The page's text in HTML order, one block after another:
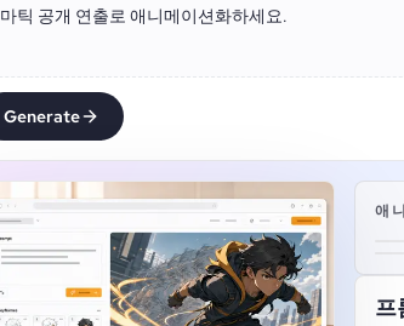
마틱 공개 연출로 애니메이션화하세요.
Generate
애
프